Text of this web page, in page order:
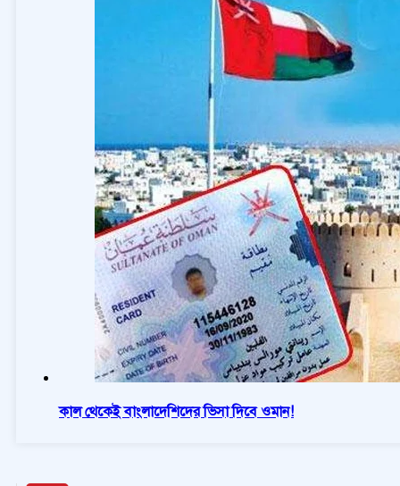
কাল থেকেই বাংলাদেশিদের ভিসা দিবে ওমান!